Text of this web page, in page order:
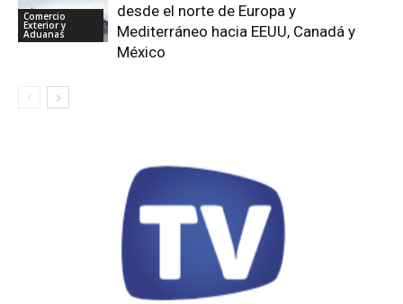
Comercio
Exterior y
Aduanas
desde el norte de Europa y
Mediterráneo hacia EEUU, Canadá y
México